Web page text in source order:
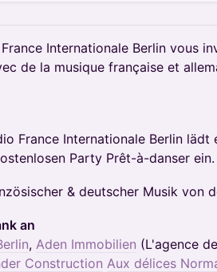
Internationale Berlin vous
de la musique française et
France Internationale Berlin lädt
Party Prêt-à-danser ein.
& deutscher Musik von
an
, Aden Immobilien (L'agence
Construction Aux délices